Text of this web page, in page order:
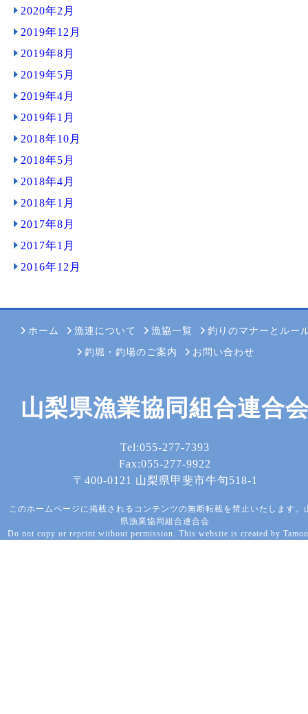
2020年2月
2019年12月
2019年8月
2019年5月
2019年4月
2019年1月
2018年10月
2018年5月
2018年4月
2018年1月
2017年8月
2017年1月
2016年12月
ホーム 漁連について 漁協一覧 釣りのマナーとルー
釣堀・釣場のご案内 お問い合わせ
山梨県漁業協同組合連合
Tel:055-277-7393
Fax:055-277-9922
〒400-0121 山梨県甲斐市牛句518-1
このホームページに掲載されるコンテンツの無断転載を禁止いたします。
県漁業協同組合連合会
Do not copy or reprint without permission. This website is created by